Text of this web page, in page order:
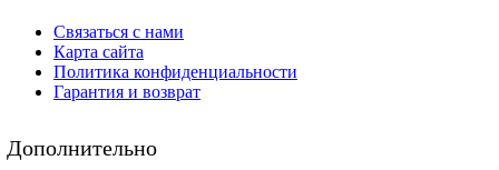
Связаться с нами
Карта сайта
Политика конфиденциальности
Гарантия и возврат
Дополнительно